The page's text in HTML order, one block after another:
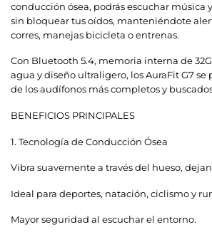
conducción ósea, podrás escuchar música
sin bloquear tus oídos, manteniéndote
corres, manejas bicicleta o entrenas.
Con Bluetooth 5.4, memoria interna de
agua y diseño ultraligero, los AuraFit G7
de los audífonos más completos y
BENEFICIOS PRINCIPALES
1. Tecnología de Conducción Ósea
Vibra suavemente a través del hueso,
Ideal para deportes, natación, ciclismo y
Mayor seguridad al escuchar el entorno.